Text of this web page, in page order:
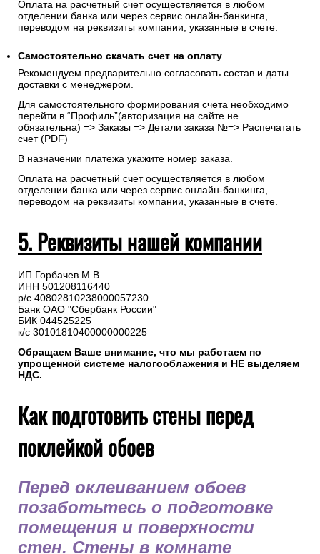
Запрос счета на оплату
подтверждения и согласования даты доставки и направит
счет на указанную электронную почту.
Оплата на расчетный счет осуществляется в любом
отделении банка или через сервис онлайн-банкинга,
переводом на реквизиты компании, указанные в счете.
Самостоятельно скачать счетна оплату
доставки с менеджером.
Для самостоятельного формирования счета необходимо
перейти в “Профиль”(авторизация на сайте не
обязательна) => Заказы => Детали заказа №=> Распечатать
В назначении платежа укажите номер заказа.
Оплата на расчетный счет осуществляется в любом
переводом на реквизиты компании, указанные в счете.
5. Реквизиты нашей компании
ИП Горбачев М.В.
ИНН 501208116440
р/с 40802810238000057230
к/с 30101810400000000225
Обращаем Ваше внимание, что мы работаем по
упрощенной системе налогооблажения и НЕ выделяем
НДС.
Как подготовить стены перед
поклейкой обоев